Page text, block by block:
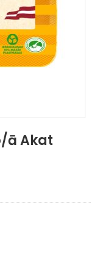
ā Akat